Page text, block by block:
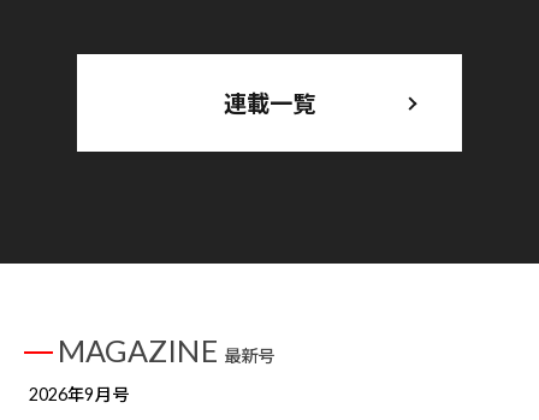
連載一覧
MAGAZINE 最新号
2026年9月号